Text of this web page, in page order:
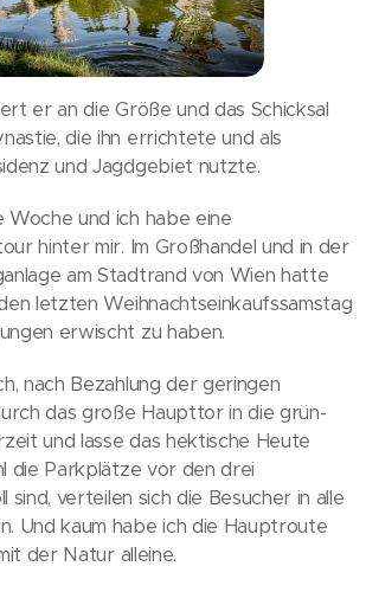
er an die Größe und das Schicksal
die ihn errichtete und als
und Jagdgebiet nutzte.
Woche und ich habe eine
hinter mir. Im Großhandel und in der
am Stadtrand von Wien hatte
letzten Weihnachtseinkaufssamstag
erwischt zu haben.
nach Bezahlung der geringen
das große Haupttor in die grün-
und lasse das hektische Heute
die Parkplätze vor den drei
sind, verteilen sich die Besucher in alle
Und kaum habe ich die Hauptroute
der Natur alleine.